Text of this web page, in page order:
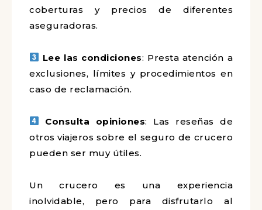
coberturas y precios de diferentes
aseguradoras.
Lee las condiciones: Presta atención a
exclusiones, límites y procedimientos en
caso de reclamación.
Consulta opiniones: Las reseñas de
otros viajeros sobre el seguro de crucero
pueden ser muy útiles.
Un crucero es una experiencia
inolvidable, pero para disfrutarlo al